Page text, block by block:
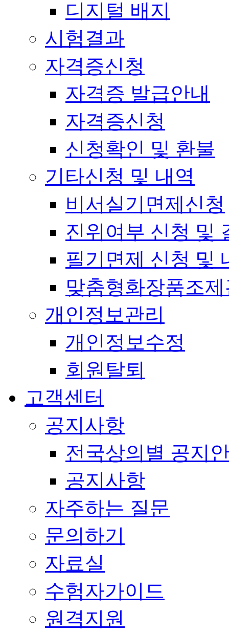
디지털 배지
시험결과
자격증신청
자격증 발급안내
자격증신청
신청확인 및 환불
기타신청 및 내역
비서실기면제신청
진위여부 신청 및
필기면제 신청 및
맞춤형화장품조
개인정보관리
개인정보수정
회원탈퇴
고객센터
공지사항
전국상의별 공지
공지사항
자주하는 질문
문의하기
자료실
수험자가이드
원격지원